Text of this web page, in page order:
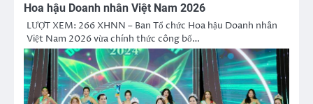
Hoa hậu Doanh nhân Việt Nam 2026
LƯỢT XEM: 266 XHNN – Ban Tổ chức Hoa hậu Doanh nhân
Việt Nam 2026 vừa chính thức công bố…